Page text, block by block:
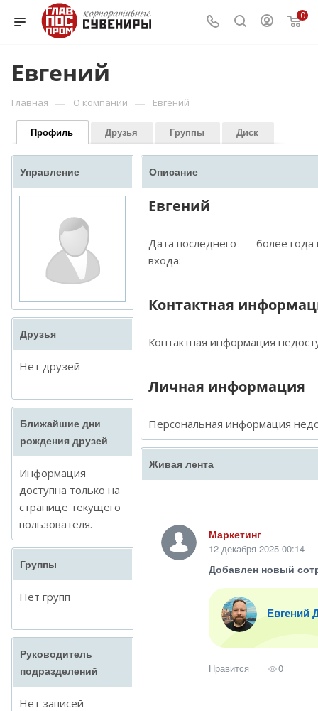
0
Евгений
Главная — О компании — Евгений
Профиль Друзья Группы Диск
Управление
Друзья
Нет друзей
Ближайшие дни
рождения друзей
Информация
доступна только на
странице текущего
пользователя.
Группы
Нет групп
Руководитель
подразделений
Нет записей
Описание
Евгений
Дата последнего
входа:
более года
Контактная
Контактная информация
Личная информация
Персональная информация
Живая лента
Маркетинг
12 декабря 2025 00:14
Добавлен новый
Евгений
Нравится 0